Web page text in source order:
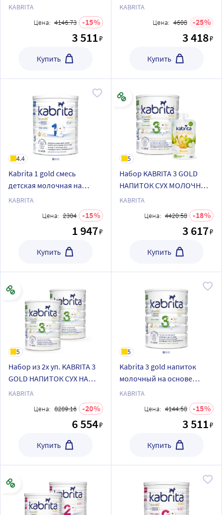
козьем молоке для
пищеварения с 6 месяцев
KABRITA
Цена: 4146.73 15
3 511₽
Купить
КОЗЬЕМ МОЛОКЕ 400 гр по
KABRITA
Цена: 4608 25
3 418₽
Купить
4.4
Kabrita 1 gold смесь
детская молочная на
козьем молоке для
пищеварения с 0 месяцев
KABRITA
Цена: 2304 15
1 947₽
Купить
5
Набор KABRITA 3 GOLD
НАПИТОК СУХ МОЛОЧНЫЙ
+ KABRITA пюре фруктовое
с козьими сливками/Банан
с печеньем с яблочным
KABRITA
Цена: 4420.58 18
3 617₽
Купить
5
Набор из 2х уп. KABRITA 3
GOLD НАПИТОК СУХ НА
ОСНОВЕ КОЗЬЕГО МОЛОКА
KABRITA
Цена: 8289.16 20
6 554₽
Купить
5
Kabrita 3 gold напиток
молочный на основе
козьего молока для
пищеварения с 12 месяцев
KABRITA
Цена: 4144.58 15
3 511₽
Купить